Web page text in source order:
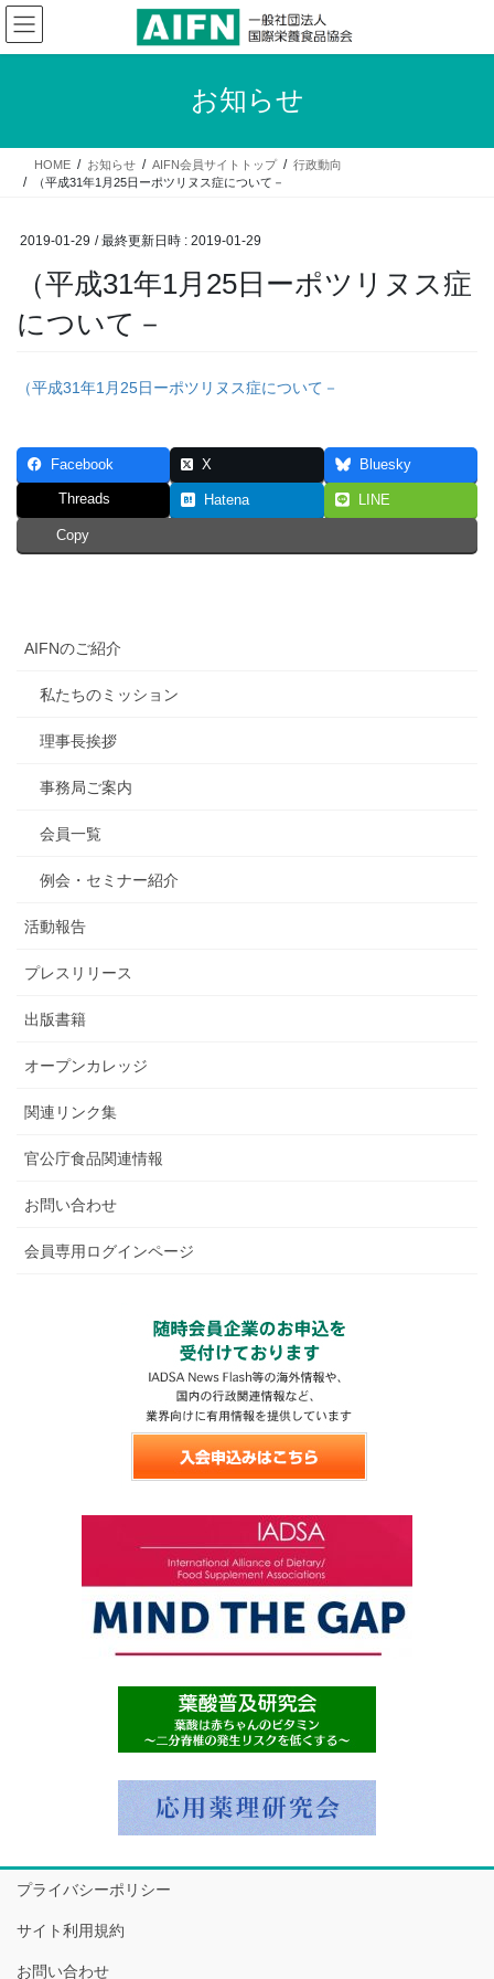
コ
ン
テ
ス
ナ
ビ
ゲ
ン
お知らせ
HOME お知らせ AIFN会員サイトトップ
行政動向
（平成31年1月25日ーポツリヌス症について－
2019-01-29 / 最終更新日時 : 2019-01-29
（平成31年1月25日ーポツリヌス症
について－
（平成31年1月25日ーポツリヌス症について－
Facebook X Bluesky
Threads Hatena LINE
Copy
AIFNのご紹介
私たちのミッション
理事長挨拶
事務局ご案内
会員一覧
例会・セミナー紹介
活動報告
プレスリリース
出版書籍
オープンカレッジ
関連リンク集
官公庁食品関連情報
お問い合わせ
会員専用ログインページ
プライバシーポリシー
サイト利用規約
お問い合わせ